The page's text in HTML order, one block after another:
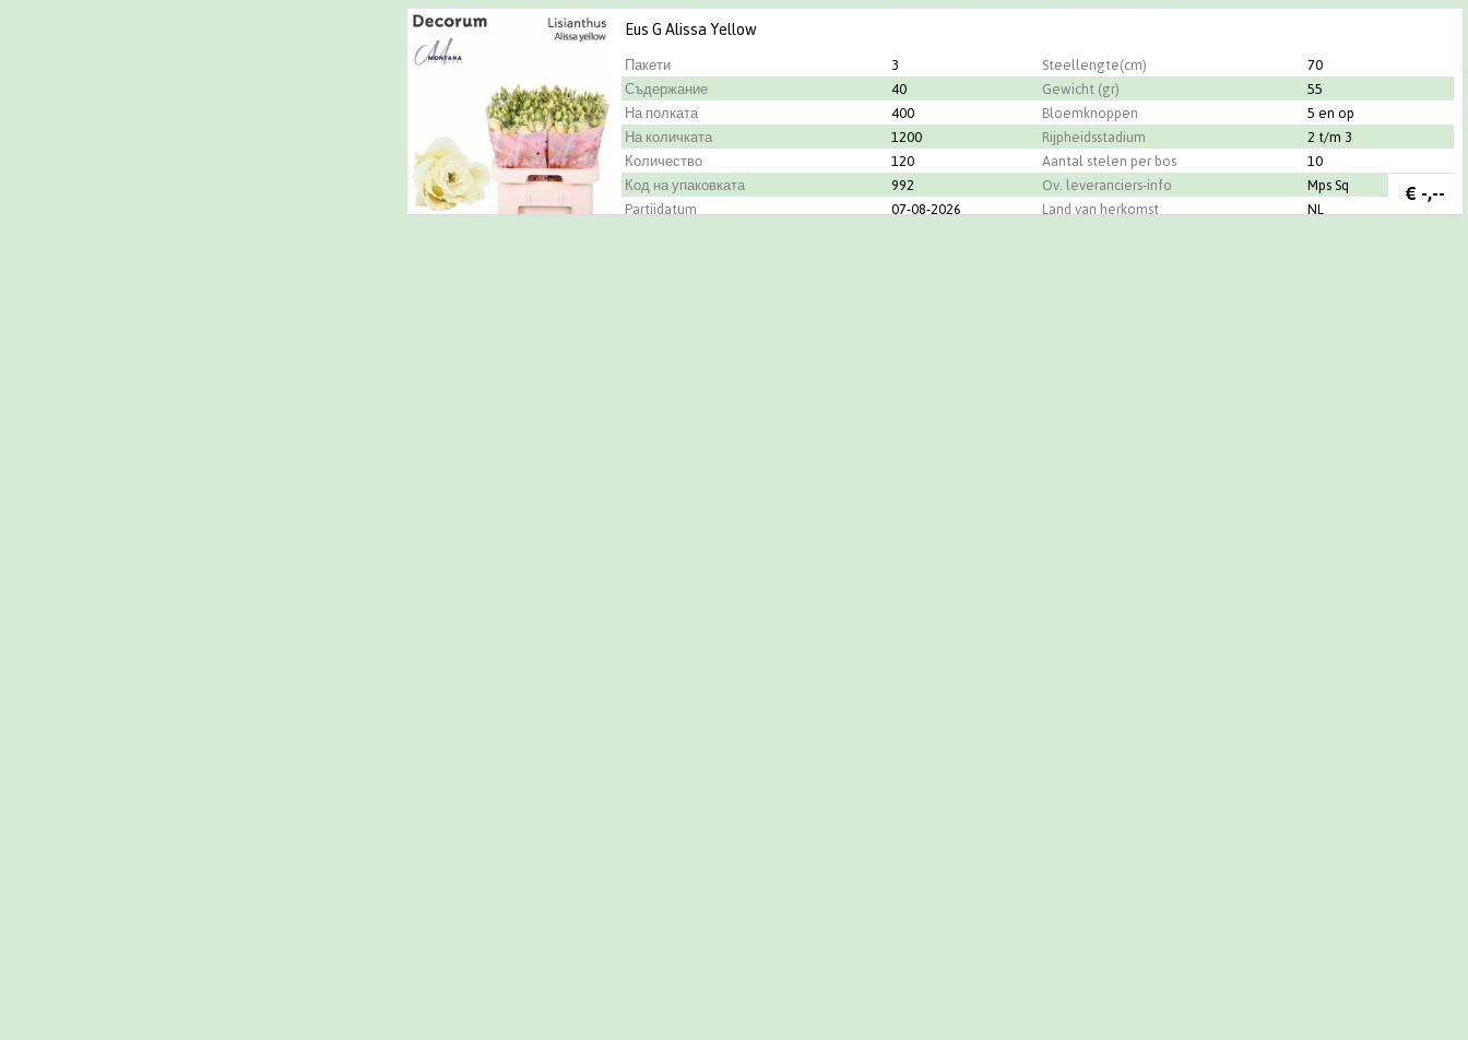
Качество
A1
Градинар
Eus G Alissa Yellow
Пакети 3 Steellengte(cm)
70
Съдержание
40 Gewicht (gr)
55
На полката
400 Bloemknoppen
5 en op
На количката
1200 Rijpheidsstadium
2 t/m 3
Количество
120 Aantal stelen per bos
10
Код на упаковката
992 Ov. leveranciers-info
Mps Sq
Partijdatum
07-08-2026 Land van herkomst
NL
€ -,--